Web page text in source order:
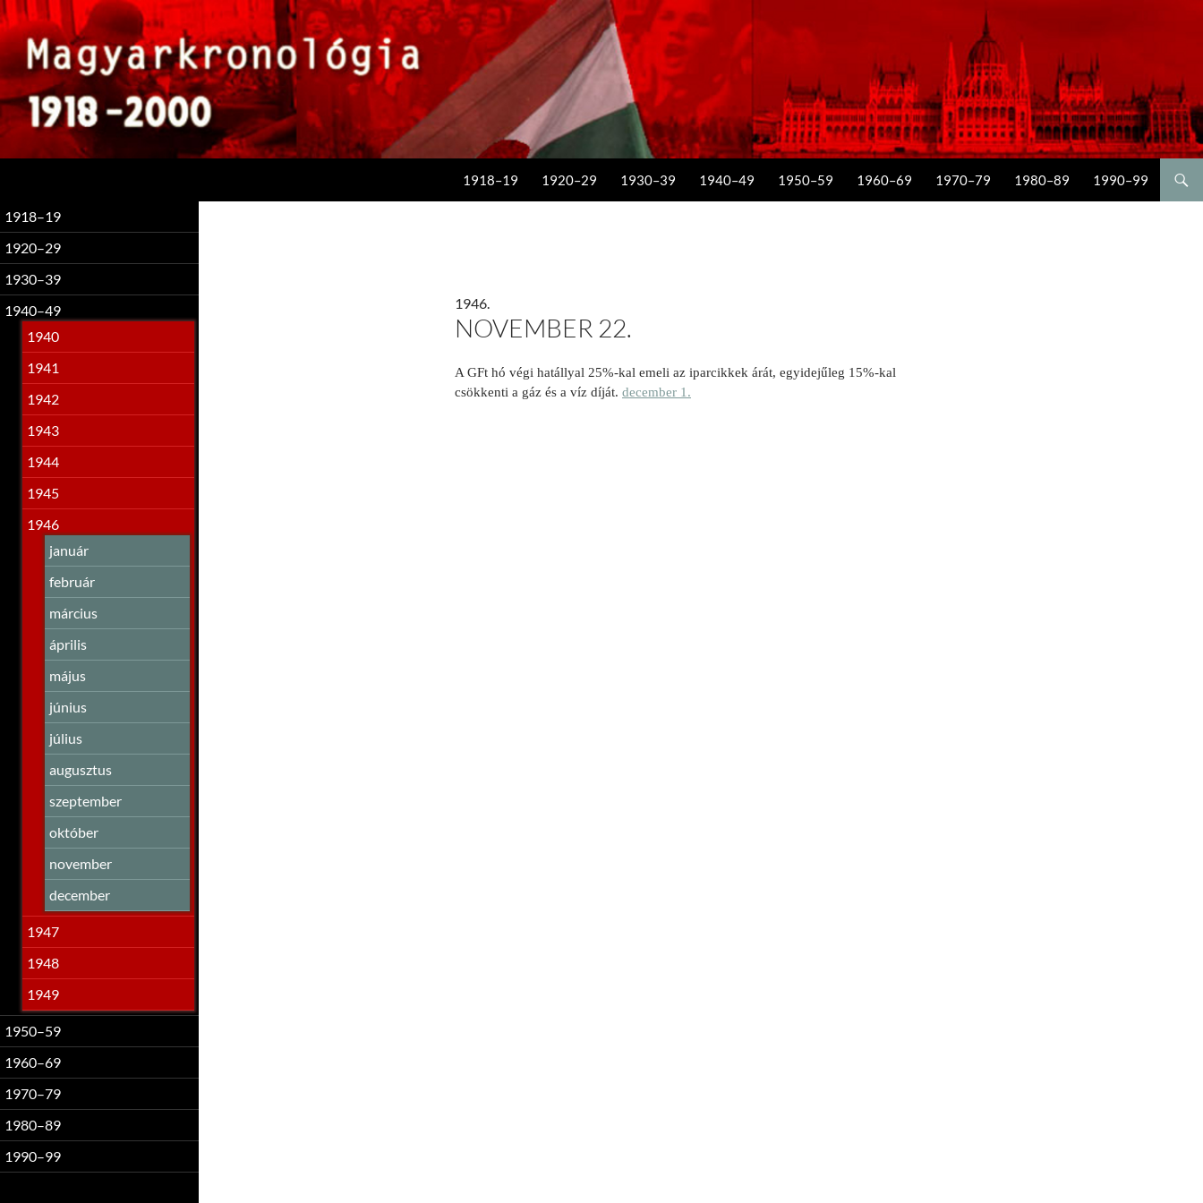
1918–19 1920–29 1930–39 1940–49 1950–59 1960–69 1970–79 1980–89 1990–99
1946.
NOVEMBER 22.
A GFt hó végi hatállyal 25%-kal emeli az iparcikkek árát, egyidejűleg 15%-kal
csökkenti a gáz és a víz díját. december 1.
1918–19
1920–29
1930–39
1940–49
1940
1941
1942
1943
1944
1945
1946
január
február
március
április
május
június
július
augusztus
szeptember
október
november
december
1947
1948
1949
1950–59
1960–69
1970–79
1980–89
1990–99